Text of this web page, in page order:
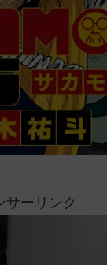
サーリンク